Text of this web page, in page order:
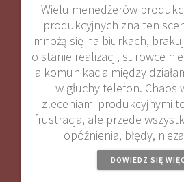
Wielu menedżerów
produkcyjnych zna ten
mnożą się na biurkach,
o stanie realizacji, surowce
a komunikacja między
w głuchy telefon. Chaos
zleceniami produkcyjnymi
frustracja, ale przede
opóźnienia, błędy,
DOWIEDZ SIĘ